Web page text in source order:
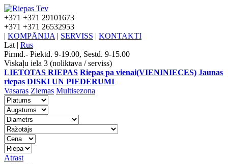
+371 +371 29101673
+371 +371 26532953
| KOMPĀNIJA | SERVISS | KONTAKTI
Lat | Rus
Pirmd.- Piektd. 9-19.00, Sestd. 9-15.00
Viskaļu iela 3 (noliktava / serviss)
LIETOTAS RIEPAS Riepas pa vienai(VIENINIECES) Jaunas
riepas DISKI UN PIEDERUMI
Vasaras Ziemas Multisezona
Atrast